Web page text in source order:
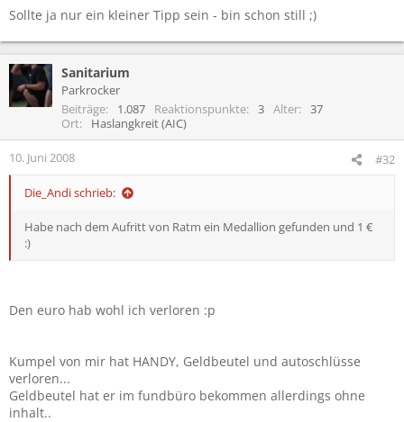
Sollte ja nur ein kleiner Tipp sein - bin schon still ;)
Sanitarium
Parkrocker
Beiträge
1.087 Reaktionspunkte 3 Alter
37
Ort
Haslangkreit (AIC)
10. Juni 2008 #32
Die_Andi schrieb:
Habe nach dem Aufritt von Ratm ein Medallion gefunden und 1 €
:)
Den euro hab wohl ich verloren :p
Kumpel von mir hat HANDY, Geldbeutel und autoschlüsse
verloren...
Geldbeutel hat er im fundbüro bekommen allerdings ohne
inhalt..